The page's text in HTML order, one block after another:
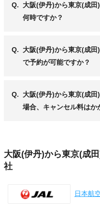
Q.
大阪(伊丹)から東京(成
何時ですか？
Q.
大阪(伊丹)から東京(成田
で予約が可能ですか？
Q.
大阪(伊丹)から東京(成
場合、キャンセル料はか
大阪(伊丹)から東京(成
社
日本航